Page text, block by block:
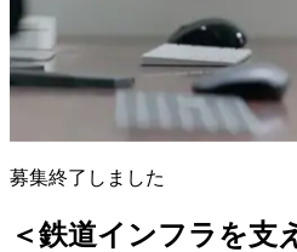
募集終了しました
＜鉄道インフラを支